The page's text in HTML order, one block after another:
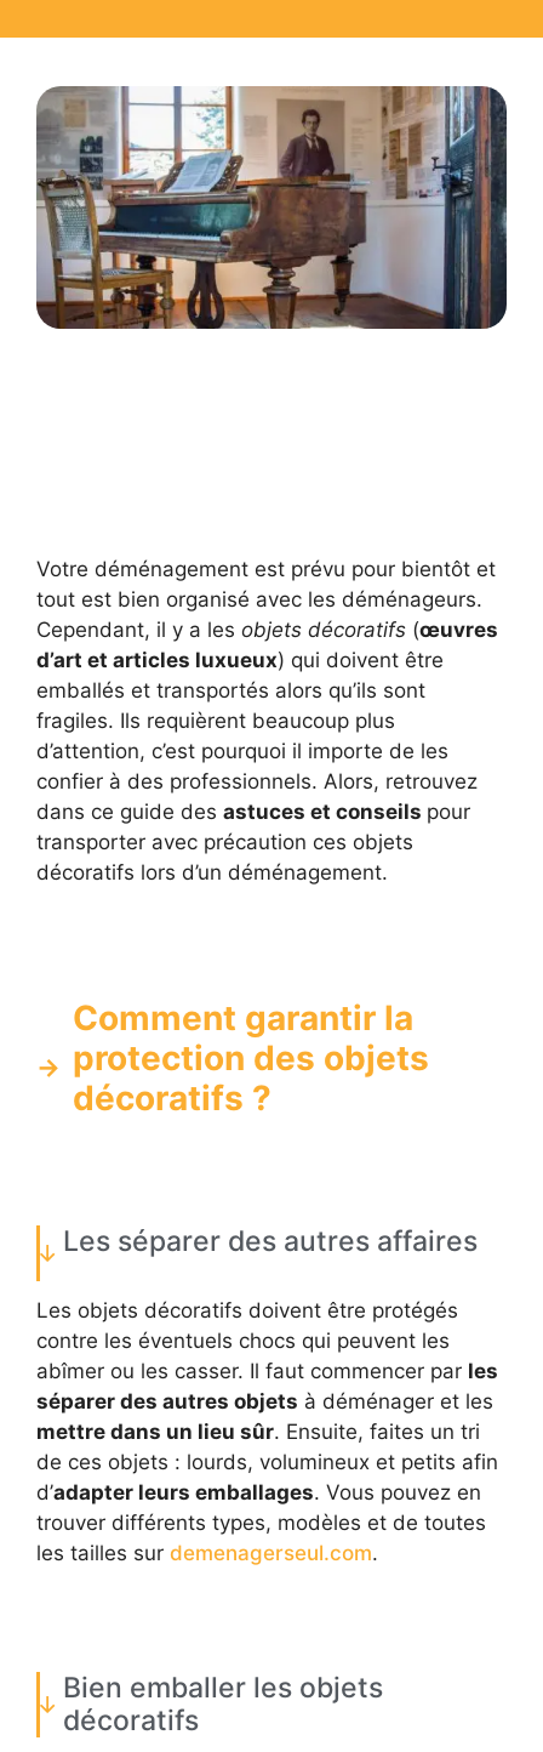
Votre déménagement est prévu pour bientôt et
tout est bien organisé avec les déménageurs.
Cependant, il y a les objets décoratifs (œuvres
d’art et articles luxueux) qui doivent être
emballés et transportés alors qu’ils sont
fragiles. Ils requièrent beaucoup plus
d’attention, c’est pourquoi il importe de les
confier à des professionnels. Alors, retrouvez
dans ce guide des astuces et conseils pour
transporter avec précaution ces objets
décoratifs lors d’un déménagement.
Comment garantir la
protection des objets
décoratifs ?
Les séparer des autres affaires
Les objets décoratifs doivent être protégés
contre les éventuels chocs qui peuvent les
abîmer ou les casser. Il faut commencer par les
séparer des autres objets à déménager et les
mettre dans un lieu sûr. Ensuite, faites un tri
de ces objets : lourds, volumineux et petits afin
d’adapter leurs emballages. Vous pouvez en
trouver différents types, modèles et de toutes
les tailles sur demenagerseul.com.
Bien emballer les objets
décoratifs